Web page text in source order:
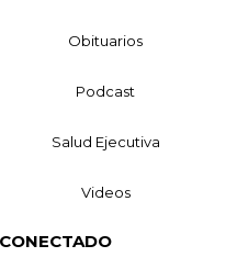
Obituarios
Podcast
Salud Ejecutiva
Videos